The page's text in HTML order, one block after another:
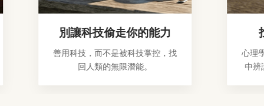
別讓科技偷走你的能力
善用科技，而不是被科技掌控，找
回人類的無限潛能。
心理
中辨